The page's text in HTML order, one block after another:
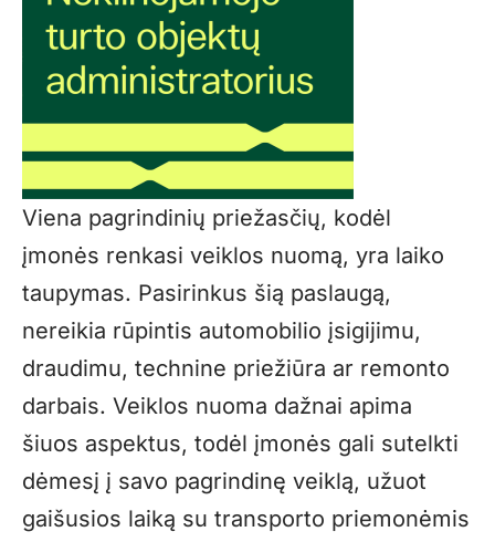
Viena pagrindinių priežasčių, kodėl
įmonės renkasi veiklos nuomą, yra laiko
taupymas. Pasirinkus šią paslaugą,
nereikia rūpintis automobilio įsigijimu,
draudimu, technine priežiūra ar remonto
darbais. Veiklos nuoma dažnai apima
šiuos aspektus, todėl įmonės gali sutelkti
dėmesį į savo pagrindinę veiklą, užuot
gaišusios laiką su transporto priemonėmis